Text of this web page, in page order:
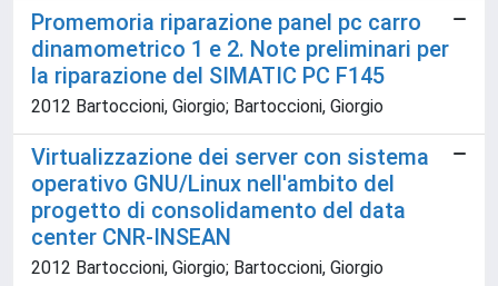
Promemoria riparazione panel pc carro
dinamometrico 1 e 2. Note preliminari per
la riparazione del SIMATIC PC F145
2012 Bartoccioni, Giorgio; Bartoccioni, Giorgio
Virtualizzazione dei server con sistema
operativo GNU/Linux nell'ambito del
progetto di consolidamento del data
center CNR-INSEAN
2012 Bartoccioni, Giorgio; Bartoccioni, Giorgio